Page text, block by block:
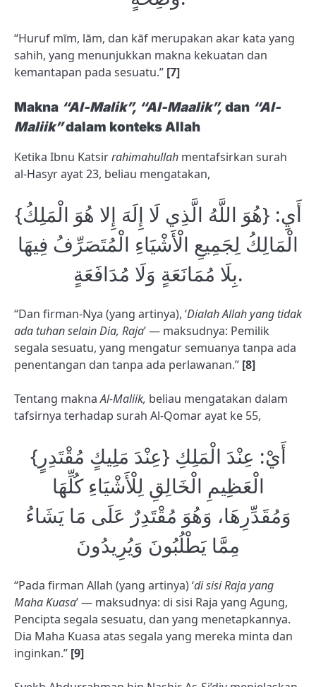
“Huruf mīm, lām, dan kāf merupakan akar kata yang
sahih, yang menunjukkan makna kekuatan dan
kemantapan pada sesuatu.” [7]
Makna “Al-Malik”, “Al-Maalik”, dan “Al-
Maliik”dalam konteks Allah
Ketika Ibnu Katsirrahimahullah mentafsirkan surah
al-Hasyr ayat 23, beliau mengatakan,
{هُوَ اللَّهُ الَّذِي لَا إِلَهَ إِلا هُوَ الْمَلِكُ} أَيِ:
الْمَالِكُ لِجَمِيعِ الْأَشْيَاءِ الْمُتَصَرِّفُ فِيهَا
بِلَا مُمَانَعَةٍ وَلَا مُدَافَعَةٍ.
“Dan firman-Nya (yang artinya), ‘Dialah Allah yang tidak
ada tuhan selain Dia, Raja’ — maksudnya: Pemilik
segala sesuatu, yang mengatur semuanya tanpa ada
penentangan dan tanpa ada perlawanan.” [8]
Tentang maknaAl-Maliik, beliau mengatakan dalam
tafsirnya terhadap surah Al-Qomar ayat ke 55,
{عِنْدَ ‌مَلِيكٍ ‌مُقْتَدِرٍ} أَيْ: عِنْدَ الْمَلِكِ
الْعَظِيمِ الْخَالِقِ لِلْأَشْيَاءِ كُلِّهَا
وَمُقَدِّرِهَا، وَهُوَ مُقْتَدِرٌ عَلَى مَا يَشَاءُ
مِمَّا يَطْلُبُونَ وَيُرِيدُونَ
“Pada firman Allah (yang artinya) ‘di sisi Raja yang
Maha Kuasa’ — maksudnya: di sisi Raja yang Agung,
Pencipta segala sesuatu, dan yang menetapkannya.
Dia Maha Kuasa atas segala yang mereka minta dan
inginkan.” [9]